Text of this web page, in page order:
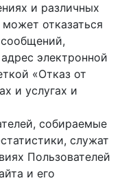
и различных
отказаться
электронной
«Отказ от
и услугах и
собираемые
служат
Пользователей
и его